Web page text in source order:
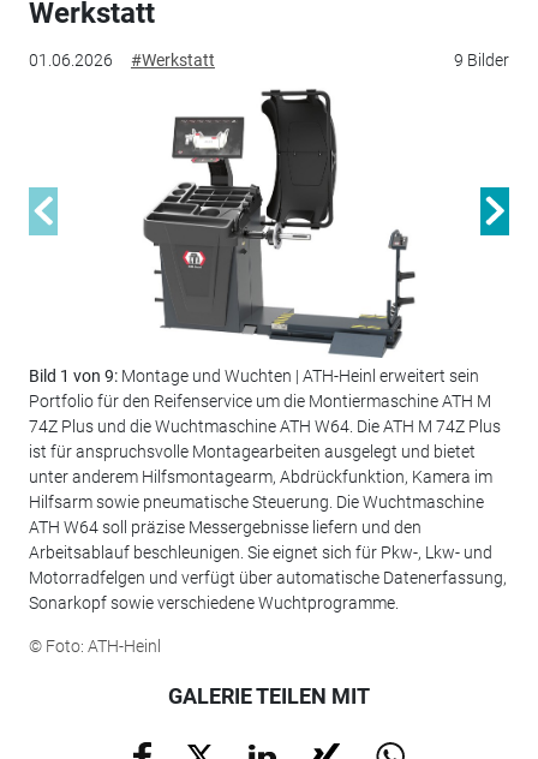
01.06.2026 #Werkstatt 9 Bilder
Werkstatt
Bild 1 von 9: Montage und Wuchten | ATH-Heinl erweitert sein
Portfolio für den Reifenservice um die Montiermaschine ATH M
74Z Plus und die Wuchtmaschine ATH W64. Die ATH M 74Z Plus
ist für anspruchsvolle Montagearbeiten ausgelegt und bietet
unter anderem Hilfsmontagearm, Abdrückfunktion, Kamera im
Hilfsarm sowie pneumatische Steuerung. Die Wuchtmaschine
ATH W64 soll präzise Messergebnisse liefern und den
Arbeitsablauf beschleunigen. Sie eignet sich für Pkw-, Lkw- und
Motorradfelgen und verfügt über automatische Datenerfassung,
Sonarkopf sowie verschiedene Wuchtprogramme.
© Foto: ATH-Heinl
GALERIE TEILEN MIT